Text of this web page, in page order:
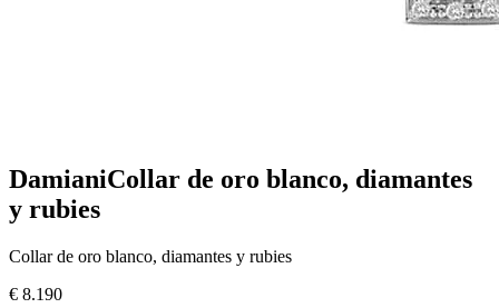
DamianiCollar de oro blanco, diamantes
y rubies
Collar de oro blanco, diamantes y rubies
€ 8.190